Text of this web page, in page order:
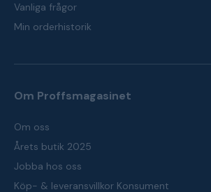
Vanliga frågor
Min orderhistorik
Om Proffsmagasinet
Om oss
Årets butik 2025
Jobba hos oss
Köp- & leveransvillkor Konsument